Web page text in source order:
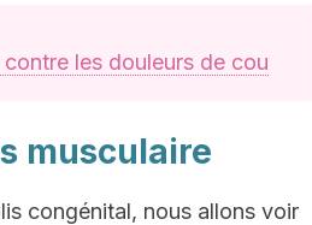
les douleurs de cou
musculaire
congénital, nous allons voir